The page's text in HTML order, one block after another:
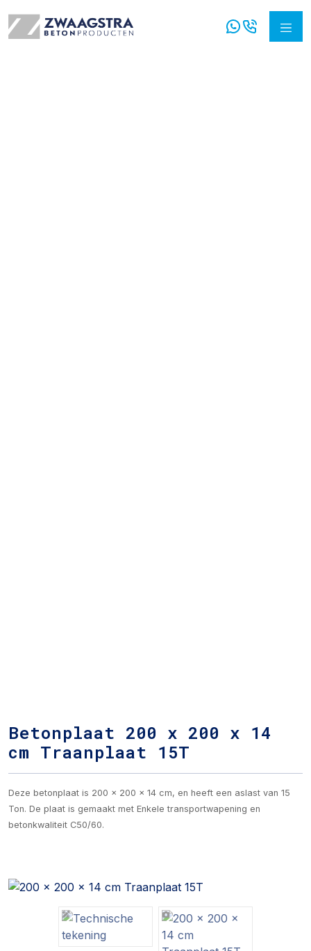
Betonplaat 200 x 200 x 14
cm Traanplaat 15T
Deze betonplaat is 200 x 200 x 14 cm, en heeft een aslast van 15
Ton. De plaat is gemaakt met Enkele transportwapening en
betonkwaliteit C50/60.